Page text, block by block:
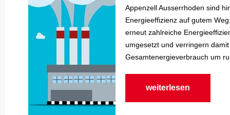
Appenzell Ausserrhoden sind
Energieeffizienz auf gutem
erneut zahlreiche
umgesetzt und verringern
Gesamtenergieverbrauch um
weiterlesen